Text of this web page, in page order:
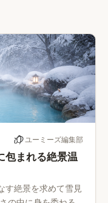
ユーミーズ編集部
包まれる絶景温
す絶景を求めて雪見